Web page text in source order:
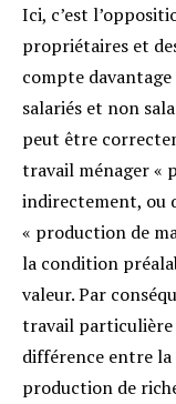
Ici, c’est
propriétaires et
compte
salariés et non
peut être
travail ménager «
indirectement, ou
« production de
la condition
valeur. Par
travail particulière
différence entre
production de